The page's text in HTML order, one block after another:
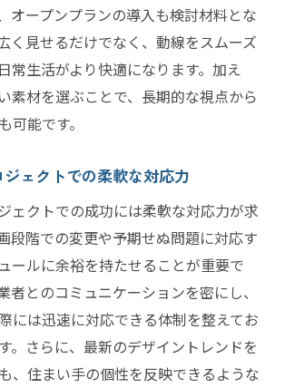
オープンプランの導入も検討材料とな
く見せるだけでなく、動線をスムーズ
常生活がより快適になります。加え
素材を選ぶことで、長期的な視点から
可能です。
ジェクトでの柔軟な対応力
ェクトでの成功には柔軟な対応力が求
段階での変更や予期せぬ問題に対応す
ールに余裕を持たせることが重要で
者とのコミュニケーションを密にし、
には迅速に対応できる体制を整えてお
。さらに、最新のデザイントレンドを
、住まい手の個性を反映できるような